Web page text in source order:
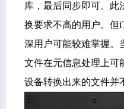
库，最后同步即可。此
换要求不高的用户。但
深用户可能较难掌握。
文件在元信息处理上可
设备转换出来的文件并